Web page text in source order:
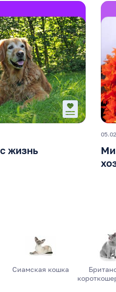
жизнь
Сиамская кошка